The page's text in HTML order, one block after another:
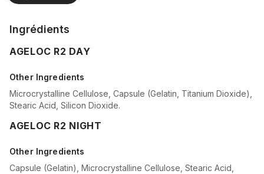
Ingrédients
AGELOC R2 DAY
Other Ingredients
Microcrystalline Cellulose, Capsule (Gelatin, Titanium Dioxide),
Stearic Acid, Silicon Dioxide.
AGELOC R2 NIGHT
Other Ingredients
Capsule (Gelatin), Microcrystalline Cellulose, Stearic Acid,